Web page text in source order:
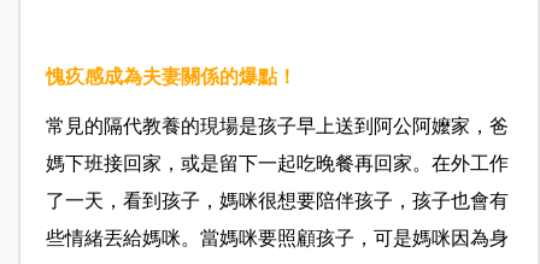
愧疚感成為夫妻關係的爆點！
常見的隔代教養的現場是孩子早上送到阿公阿嬤家，爸
媽下班接回家，或是留下一起吃晚餐再回家。在外工作
了一天，看到孩子，媽咪很想要陪伴孩子，孩子也會有
些情緒丟給媽咪。當媽咪要照顧孩子，可是媽咪因為身